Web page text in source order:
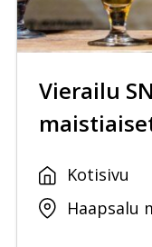
Vierailu
Kotisivu
Haapsalu